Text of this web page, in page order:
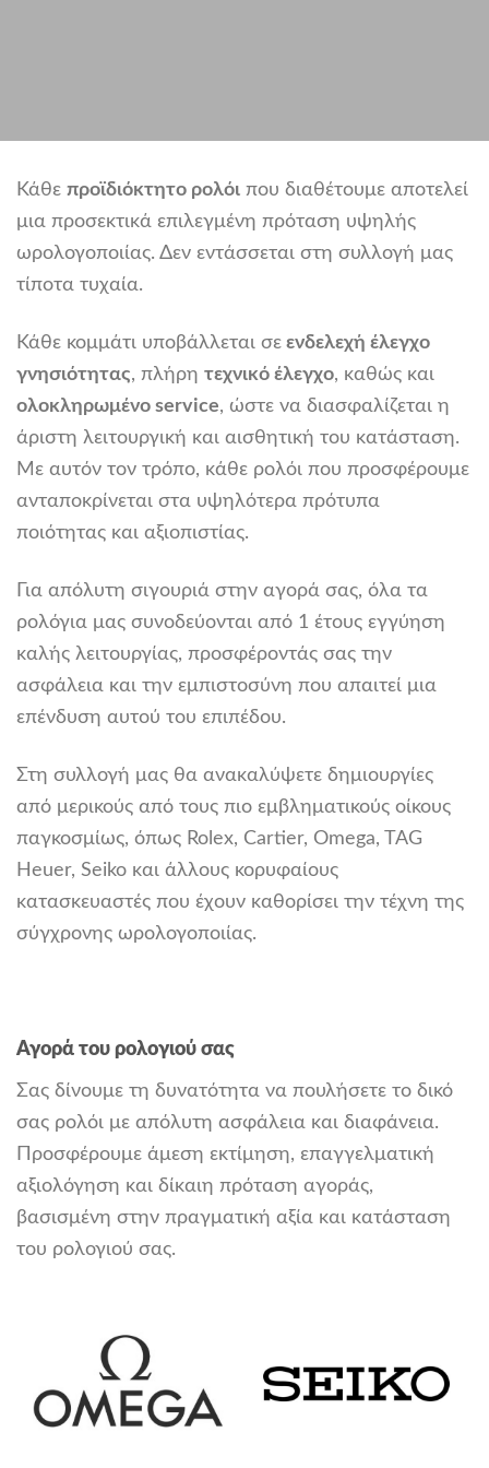
Κάθε προϊδιόκτητο ρολόι που διαθέτουμε αποτελεί
μια προσεκτικά επιλεγμένη πρόταση υψηλής
ωρολογοποιίας. Δεν εντάσσεται στη συλλογή μας
τίποτα τυχαία.
Κάθε κομμάτι υποβάλλεται σε ενδελεχή έλεγχο
γνησιότητας, πλήρη τεχνικό έλεγχο, καθώς και
ολοκληρωμένο service, ώστε να διασφαλίζεται η
άριστη λειτουργική και αισθητική του κατάσταση.
Με αυτόν τον τρόπο, κάθε ρολόι που προσφέρουμε
ανταποκρίνεται στα υψηλότερα πρότυπα
ποιότητας και αξιοπιστίας.
Για απόλυτη σιγουριά στην αγορά σας, όλα τα
ρολόγια μας συνοδεύονται από 1 έτους εγγύηση
καλής λειτουργίας, προσφέροντάς σας την
ασφάλεια και την εμπιστοσύνη που απαιτεί μια
επένδυση αυτού του επιπέδου.
Στη συλλογή μας θα ανακαλύψετε δημιουργίες
από μερικούς από τους πιο εμβληματικούς οίκους
παγκοσμίως, όπως Rolex, Cartier, Omega, TAG
Heuer, Seiko και άλλους κορυφαίους
κατασκευαστές που έχουν καθορίσει την τέχνη της
σύγχρονης ωρολογοποιίας.
Αγορά του ρολογιού σας
Σας δίνουμε τη δυνατότητα να πουλήσετε το δικό
σας ρολόι με απόλυτη ασφάλεια και διαφάνεια.
Προσφέρουμε άμεση εκτίμηση, επαγγελματική
αξιολόγηση και δίκαιη πρόταση αγοράς,
βασισμένη στην πραγματική αξία και κατάσταση
του ρολογιού σας.